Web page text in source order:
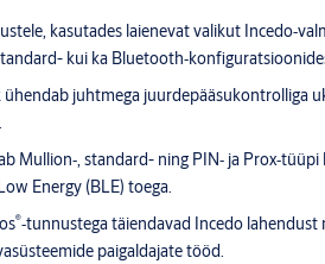
kasutades laienevat valikut
kui ka
juhtmega juurdepääsukontrolliga
Mullion‑, standard- ning PIN‑ ja Prox‑tüüpi
Energy (BLE) toega.
®‑tunnustega täiendavad Incedo lahendust
paigaldajate tööd.